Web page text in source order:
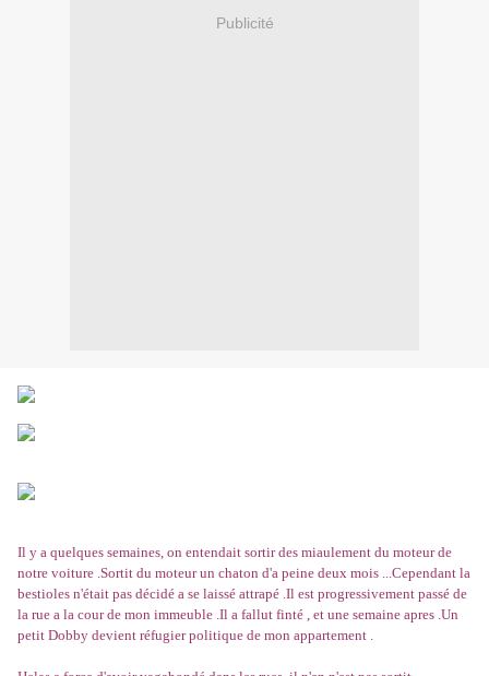
Publicité
Il y a quelques semaines, on entendait sortir des miaulement du moteur de
notre voiture .Sortit du moteur un chaton d'a peine deux mois ...Cependant la
bestioles n'était pas décidé a se laissé attrapé .Il est progressivement passé de
la rue a la cour de mon immeuble .Il a fallut finté , et une semaine apres .Un
petit Dobby devient réfugier politique de mon appartement .